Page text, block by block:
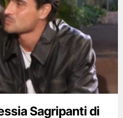
Sagripanti di